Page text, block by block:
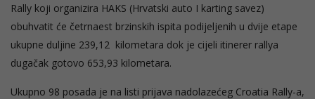
Rally koji organizira HAKS (Hrvatski auto I karting savez)
obuhvatit će četrnaest brzinskih ispita podijeljenih u dvije etape
ukupne duljine 239,12 kilometara dok je cijeli itinerer rallya
dugačak gotovo 653,93 kilometara.
Ukupno 98 posada je na listi prijava nadolazećeg Croatia Rally-a,